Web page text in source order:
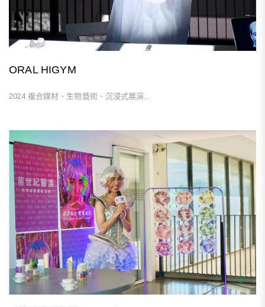
ORAL HIGYM
2024 複合媒材、生物藝術、沉浸式展演...